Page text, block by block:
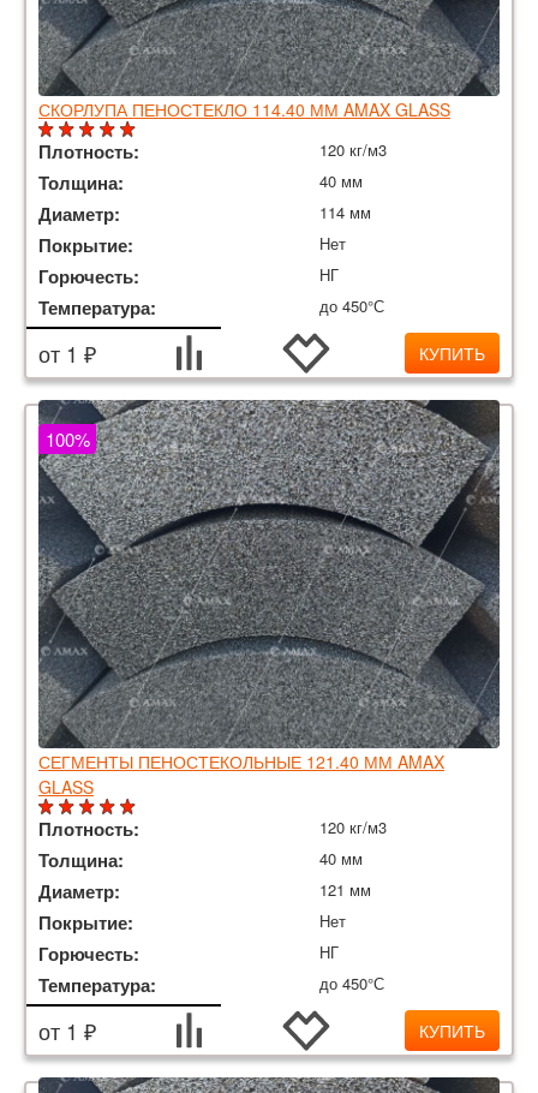
СКОРЛУПА ПЕНОСТЕКЛО 114.40 ММ AMAX GLASS
Плотность: 120 кг/м3
Толщина: 40 мм
Диаметр: 114 мм
Покрытие: Нет
Горючесть: НГ
Температура: до 450°С
от 1 ₽ КУПИТЬ
СЕГМЕНТЫ ПЕНОСТЕКОЛЬНЫЕ 121.40 ММ AMAX
GLASS
100%
Плотность: 120 кг/м3
Толщина: 40 мм
Диаметр: 121 мм
Покрытие: Нет
Горючесть: НГ
Температура: до 450°С
от 1 ₽ КУПИТЬ